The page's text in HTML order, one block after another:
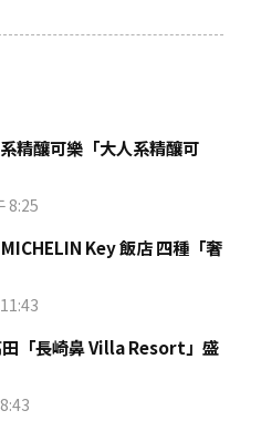
精釀可樂「大人系精釀可
8:25
Key 飯店 四種「奢
「長崎鼻 Villa Resort」盛